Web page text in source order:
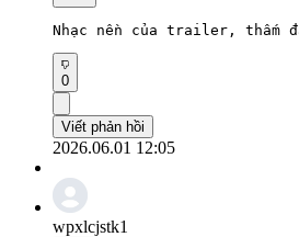
Nhạc nền của trailer, thấm
0
Viết phản hồi
2026.06.01 12:05
wpxlcjstk1